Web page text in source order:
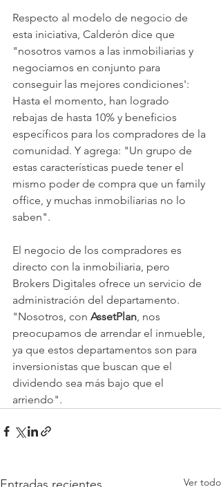
Respecto al modelo de negocio de
esta iniciativa, Calderón dice que
"nosotros vamos a las inmobiliarias y
negociamos en conjunto para
conseguir las mejores condiciones':
Hasta el momento, han logrado
rebajas de hasta 10% y beneficios
específicos para los compradores de la
comunidad. Y agrega: "Un grupo de
estas características puede tener el
mismo poder de compra que un family
office, y muchas inmobiliarias no lo
saben".
El negocio de los compradores es
directo con la inmobiliaria, pero
Brokers Digitales ofrece un servicio de
administración del departamento.
"Nosotros, con AssetPlan , nos
preocupamos de arrendar el inmueble,
ya que estos departamentos son para
inversionistas que buscan que el
dividendo sea más bajo que el
arriendo".
Entradas recientes Ver todo